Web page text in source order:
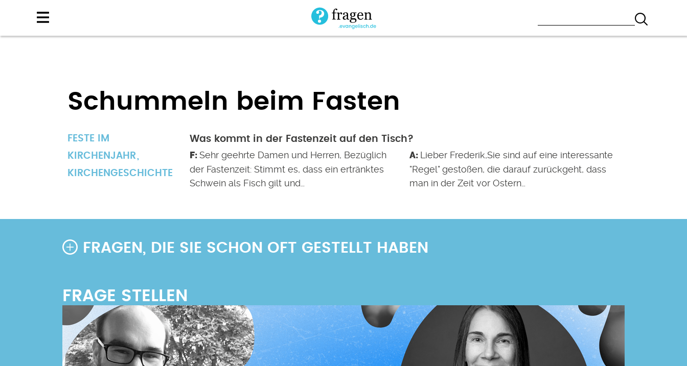
Schummeln beim Fasten
FESTE IM
KIRCHENJAHR
KIRCHENGESCHICHTE
Was kommt in der Fastenzeit auf den Tisch?
Sehr geehrte Damen und Herren, Bezüglich
der Fastenzeit: Stimmt es, dass ein ertränktes
Schwein als Fisch gilt und…
Lieber Frederik,Sie sind auf eine interessante
"Regel" gestoßen, die darauf zurückgeht, dass
man in der Zeit vor Ostern…
FRAGEN, DIE SIE SCHON OFT GESTELLT HABEN